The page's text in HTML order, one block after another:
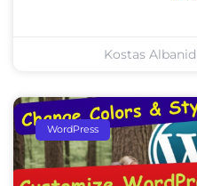
Kostas
WordPress